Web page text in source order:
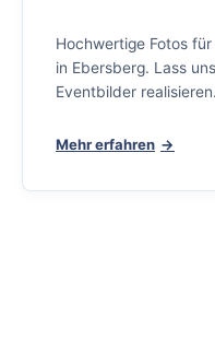
Hochwertige Fotos
in Ebersberg. Lass
Eventbilder realisieren.
Mehr erfahren